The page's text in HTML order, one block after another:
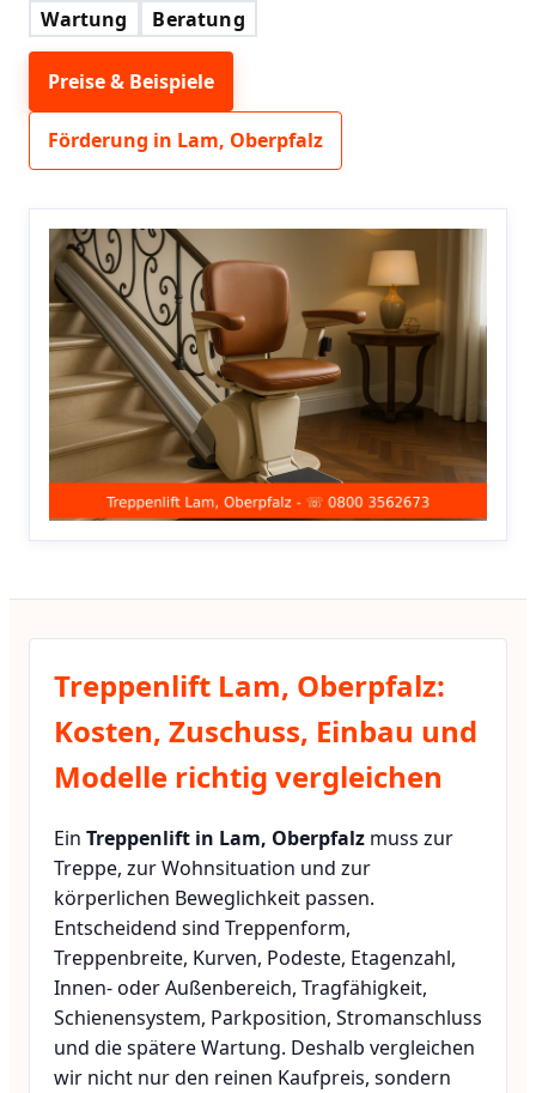
Wartung
Beratung
Preise & Beispiele
Förderung in Lam, Oberpfalz
Treppenlift Lam, Oberpfalz:
Kosten, Zuschuss, Einbau und
Modelle richtig vergleichen
Ein Treppenlift in Lam, Oberpfalz muss zur
Treppe, zur Wohnsituation und zur
körperlichen Beweglichkeit passen.
Entscheidend sind Treppenform,
Treppenbreite, Kurven, Podeste, Etagenzahl,
Innen- oder Außenbereich, Tragfähigkeit,
Schienensystem, Parkposition, Stromanschluss
und die spätere Wartung. Deshalb vergleichen
wir nicht nur den reinen Kaufpreis, sondern